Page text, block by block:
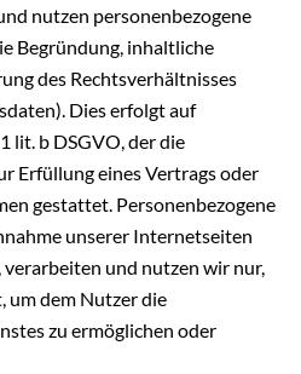
nutzen personenbezogene
Begründung, inhaltliche
des Rechtsverhältnisses
Dies erfolgt auf
lit. b DSGVO, der die
Erfüllung eines Vertrags oder
gestattet. Personenbezogene
unserer Internetseiten
und nutzen wir nur,
um dem Nutzer die
zu ermöglichen oder